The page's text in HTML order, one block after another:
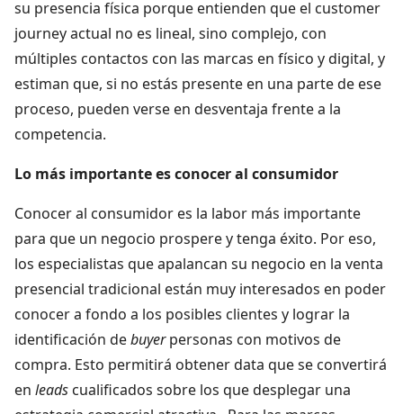
su presencia física porque entienden que el customer
journey actual no es lineal, sino complejo, con
múltiples contactos con las marcas en físico y digital, y
estiman que, si no estás presente en una parte de ese
proceso, pueden verse en desventaja frente a la
competencia.
Lo más importante es conocer al consumidor
Conocer al consumidor es la labor más importante
para que un negocio prospere y tenga éxito. Por eso,
los especialistas que apalancan su negocio en la venta
presencial tradicional están muy interesados en poder
conocer a fondo a los posibles clientes y lograr la
identificación debuyerpersonas con motivos de
compra. Esto permitirá obtener data que se convertirá
en leads cualificados sobre los que desplegar una